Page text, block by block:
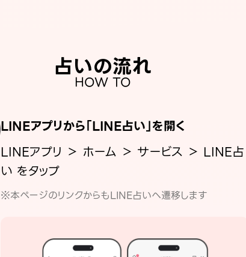
占いの流れ
HOW TO
LINEアプリから「LINE占い」を開く
LINEアプリ ＞ ホーム ＞ サービス ＞ LINE占
い をタップ
※本ページのリンクからもLINE占いへ遷移します